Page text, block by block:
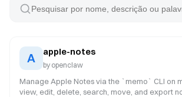
recipe-collect-form-responses (id: 2484)
gog (id: 111)
apple-reminders (id: 97)
recipe-find-free-time (id: 2500)
gws-calendar-insert (id: 2432)
A apple-notes
by openclaw
Manage Apple Notes via the `memo` CLI on
view, edit, delete, search, move, and export